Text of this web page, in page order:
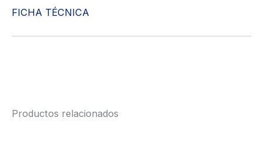
FICHA TÉCNICA
Productos relacionados